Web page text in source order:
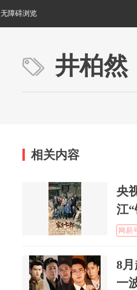
无障碍浏览
井柏然
相关内容
央
江
网易
8
一